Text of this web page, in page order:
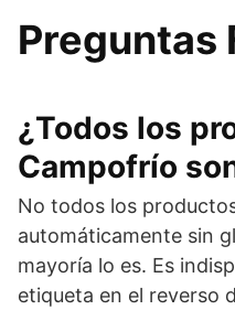
Preguntas
¿Todos los
Campofrío
No todos los
automáticamente sin
mayoría lo es. Es
etiqueta en el reverso